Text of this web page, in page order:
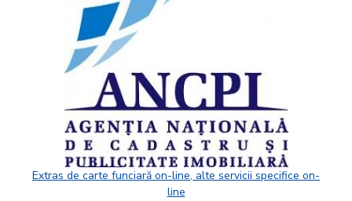
Extras de carte funciară on-line, alte servicii specifice on-
line